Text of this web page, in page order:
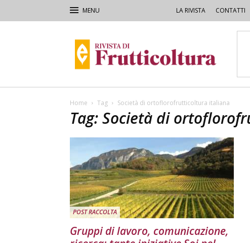
LA RIVISTA CONTATTI
di
Frutticoltura
Home Tag Società di ortoflorofrutticoltura italiana
Tag: Società di
POST RACCOLTA
Gruppi di lavoro, comunicazione,